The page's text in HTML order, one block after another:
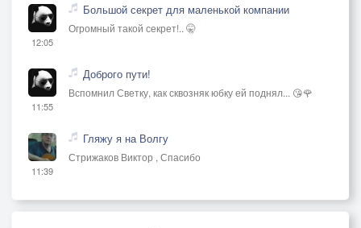
12:05
Большой секрет для маленькой компании
Огромный такой секрет!.. 🤫
11:55
Доброго пути!
Вспомнил Светку, как сквозняк юбку ей поднял... 😘🌹
11:39
Гляжу я на Волгу
Стрижаков Виктор , Спасибо